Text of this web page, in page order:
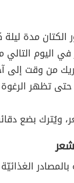
مدة ليلة
في اليوم
من وقت إلى
حتى تظهر
ويُترك بضع